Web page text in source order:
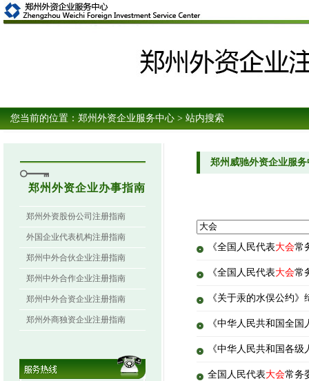
您当前的位置： 郑州外资企业服务中心 > 站内搜索
郑州外资企业办事指南
郑州外资股份公司注册指南
外国企业代表机构注册指南
郑州中外合伙企业注册指南
郑州中外合作企业注册指南
郑州中外合资企业注册指南
郑州外商独资企业注册指南
郑州威驰外资企业服
《全国人民代表大会常
《全国人民代表大会常
《关于汞的水俣公约》
《中华人民共和国全国
《中华人民共和国各级
全国人民代表大会常务